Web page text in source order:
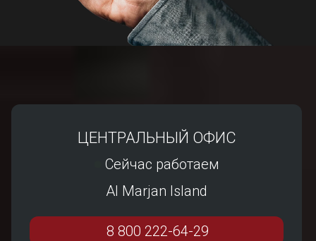
ЦЕНТРАЛЬНЫЙ ОФИС
Сейчас работаем
Al Marjan Island
8 800 222-64-29